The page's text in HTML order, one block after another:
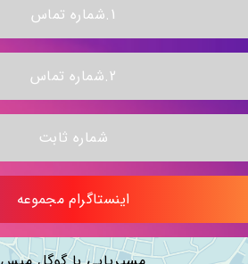
1.شماره تماس
2.شماره تماس
شماره ثابت
اینستاگرام مجموعه